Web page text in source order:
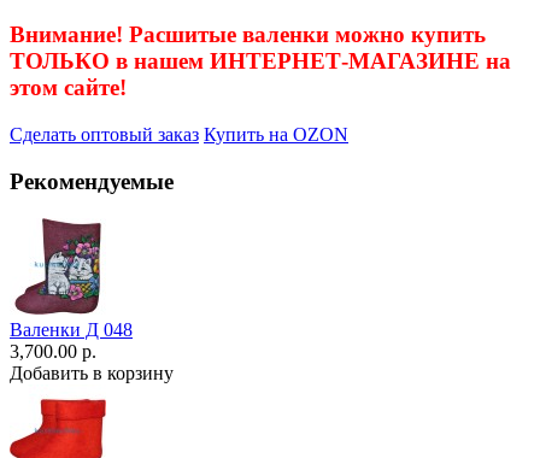
Внимание! Расшитые валенки можно купить
ТОЛЬКО в нашем ИНТЕРНЕТ-МАГАЗИНЕ на
этом сайте!
Сделать оптовый заказ Купить на OZON
Рекомендуемые
Валенки Д 048
3,700.00 р.
Добавить в корзину